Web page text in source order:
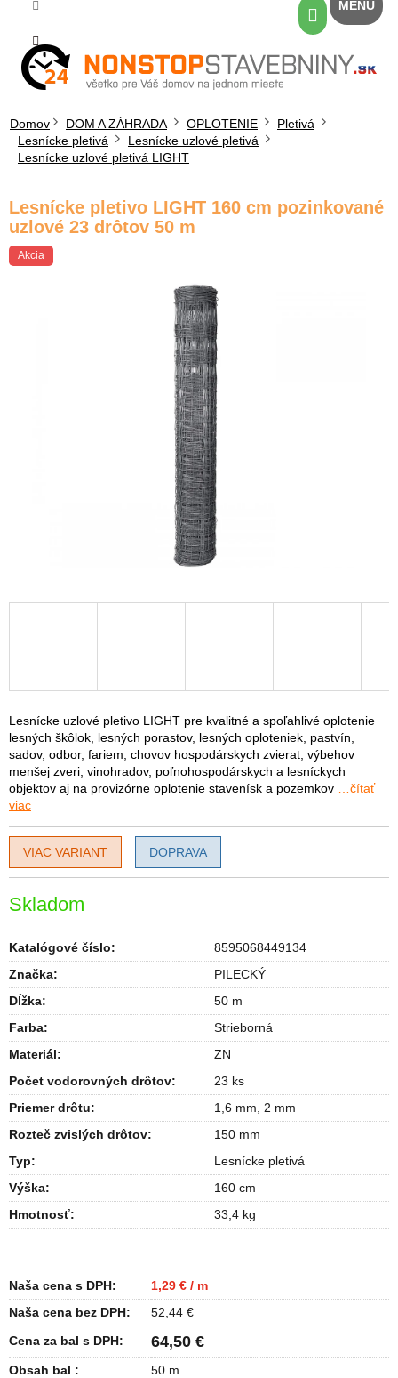
obsah
Nákupný
košík
Domov DOM A ZÁHRADA OPLOTENIE
Pletivá
Lesnícke pletivá
Lesnícke uzlové pletivá
Lesnícke uzlové pletivá LIGHT
Lesnícke pletivo LIGHT 160 cm pozinkované
uzlové 23 drôtov 50 m
Akcia
Skladom
Lesnícke uzlové pletivo LIGHT pre kvalitné a spoľahlivé oplotenie
lesných škôlok, lesných porastov, lesných oploteniek, pastvín,
sadov, odbor, fariem, chovov hospodárskych zvierat, výbehov
menšej zveri, vinohradov, poľnohospodárskych a lesníckych
objektov aj na provizórne oplotenie stavenísk a pozemkov
…čítať
viac
Katalógové číslo:
8595068449134
Značka:
PILECKÝ
Dĺžka:
50 m
Farba:
Strieborná
Materiál:
ZN
Počet vodorovných drôtov:
23 ks
Priemer drôtu:
1,6 mm, 2 mm
Rozteč zvislých drôtov:
150 mm
Typ:
Lesnícke pletivá
Výška:
160 cm
Hmotnosť: 33,4 kg
VIAC VARIANT DOPRAVA
Naša cena s DPH:
1,29 € / m
Naša cena bez DPH:
52,44 €
Cena za bal s DPH:
64,50 €
Obsah bal : 50 m